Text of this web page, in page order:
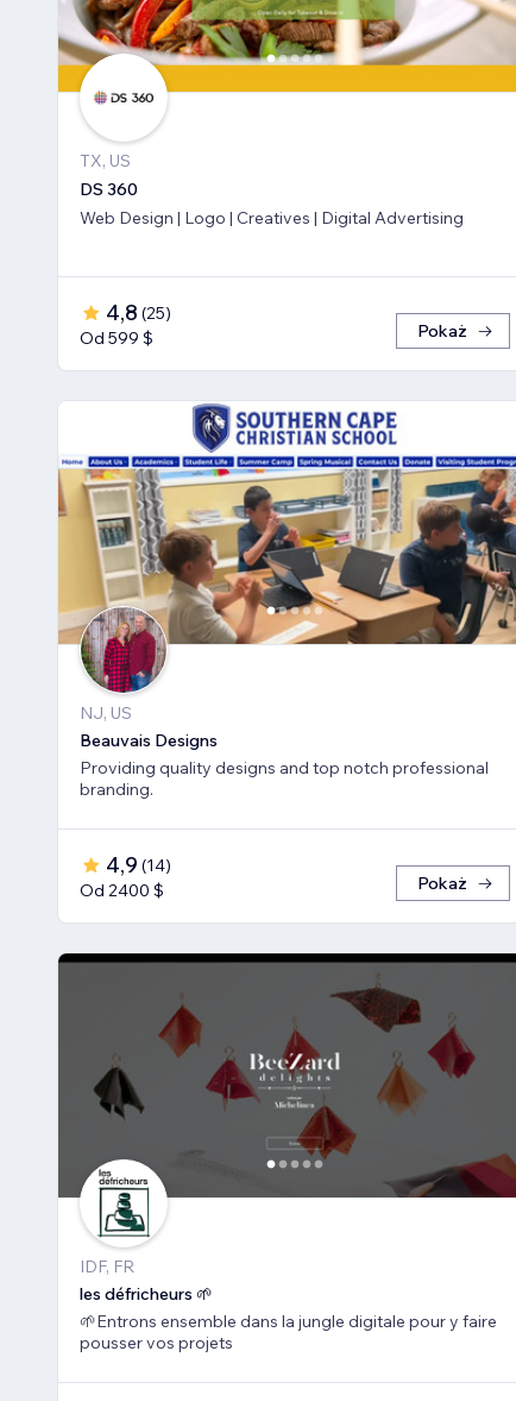
TX, US
DS 360
Web Design | Logo | Creatives | Digital Advertising
4,8 (25)
Od 599 $
Pokaż
NJ, US
Beauvais Designs
Providing quality designs and top notch professional
branding.
4,9 (14)
Od 2400 $
Pokaż
IDF, FR
les défricheurs 🌱
🌱Entrons ensemble dans la jungle digitale pour y faire
pousser vos projets